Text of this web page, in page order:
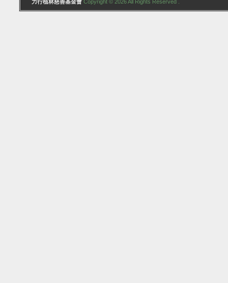
力行植林慈善基金會 Copyright © 2026 All Rights Reserved .